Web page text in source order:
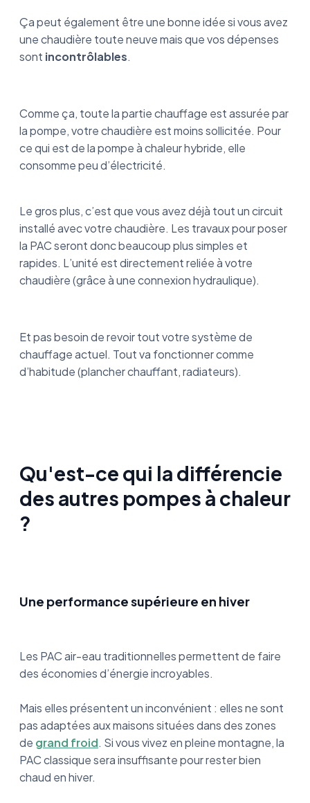
Ça peut également être une bonne idée si vous avez
une chaudière toute neuve mais que vos dépenses
sont incontrôlables.
Comme ça, toute la partie chauffage est assurée par
la pompe, votre chaudière est moins sollicitée. Pour
ce qui est de la pompe à chaleur hybride, elle
consomme peu d’électricité.
Le gros plus, c’est que vous avez déjà tout un circuit
installé avec votre chaudière. Les travaux pour poser
la PAC seront donc beaucoup plus simples et
rapides. L’unité est directement reliée à votre
chaudière (grâce à une connexion hydraulique).
Et pas besoin de revoir tout votre système de
chauffage actuel. Tout va fonctionner comme
d’habitude (plancher chauffant, radiateurs).
Qu'est-ce qui la différencie
des autres pompes à chaleur
?
Une performance supérieure en hiver
Les PAC air-eau traditionnelles permettent de faire
des économies d’énergie incroyables.
Mais elles présentent un inconvénient : elles ne sont
pas adaptées aux maisons situées dans des zones
de grand froid. Si vous vivez en pleine montagne, la
PAC classique sera insuffisante pour rester bien
chaud en hiver.